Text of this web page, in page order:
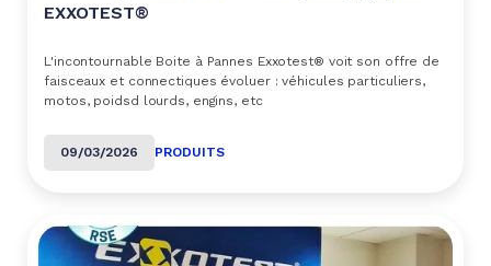
EXXOTEST®
L'incontournable Boite à Pannes Exxotest® voit son offre de
faisceaux et connectiques évoluer : véhicules particuliers,
motos, poidsd lourds, engins, etc
09/03/2026 PRODUITS